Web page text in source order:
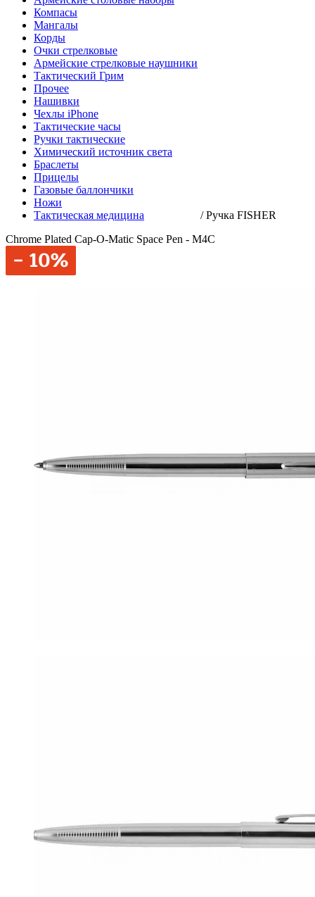
Компасы
Мангалы
Корды
Очки стрелковые
Армейские стрелковые наушники
Тактический Грим
Прочее
Нашивки
Чехлы iPhone
Тактические часы
Ручки тактические
Химический источник света
Браслеты
Прицелы
Газовые баллончики
Ножи
Тактическая медицина
/Ручка FISHER
Chrome Plated Cap-O-Matic Space Pen - M4C